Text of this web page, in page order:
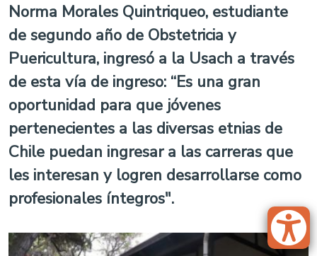
Norma Morales Quintriqueo, estudiante
de segundo año de Obstetricia y
Puericultura, ingresó a la Usach a través
de esta vía de ingreso: “Es una gran
oportunidad para que jóvenes
pertenecientes a las diversas etnias de
Chile puedan ingresar a las carreras que
les interesan y logren desarrollarse como
profesionales íntegros".